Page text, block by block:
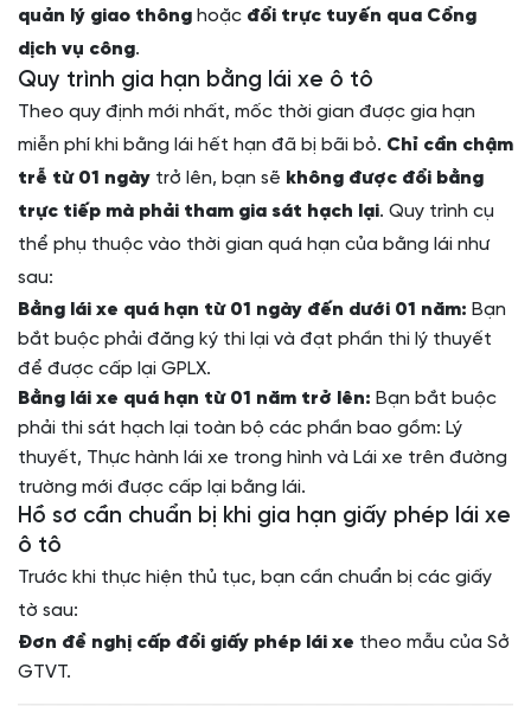
quản lý giao thông hoặc đổi trực tuyến qua Cổng
dịch vụ công.
Quy trình gia hạn bằng lái xe ô tô
Theo quy định mới nhất, mốc thời gian được gia hạn
miễn phí khi bằng lái hết hạn đã bị bãi bỏ. Chỉ cần chậm
trễ từ 01 ngày trở lên, bạn sẽ không được đổi bằng
trực tiếp mà phải tham gia sát hạch lại. Quy trình cụ
thể phụ thuộc vào thời gian quá hạn của bằng lái như
sau:
Bằng lái xe quá hạn từ 01 ngày đến dưới 01 năm: Bạn
bắt buộc phải đăng ký thi lại và đạt phần thi lý thuyết
để được cấp lại GPLX.
Bằng lái xe quá hạn từ 01 năm trở lên: Bạn bắt buộc
phải thi sát hạch lại toàn bộ các phần bao gồm: Lý
thuyết, Thực hành lái xe trong hình và Lái xe trên đường
trường mới được cấp lại bằng lái.
Hồ sơ cần chuẩn bị khi gia hạn giấy phép lái xe
ô tô
Trước khi thực hiện thủ tục, bạn cần chuẩn bị các giấy
tờ sau:
Đơn đề nghị cấp đổi giấy phép lái xe theo mẫu của Sở
GTVT.